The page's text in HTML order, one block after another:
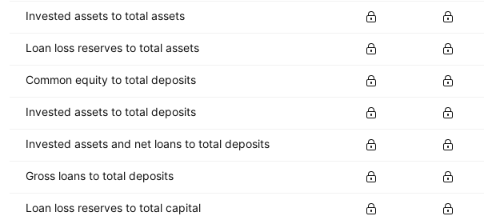
Invested assets to total assets
Loan loss reserves to total assets
Common equity to total deposits
Invested assets to total deposits
Invested assets and net loans to total deposits
Gross loans to total deposits
Loan loss reserves to total capital